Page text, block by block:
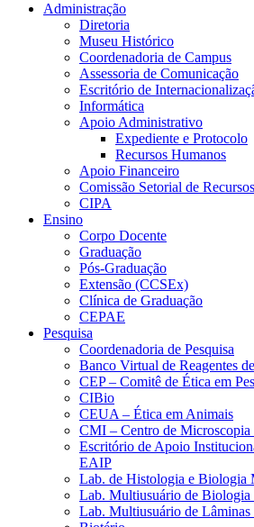
Administração
Diretoria
Museu Histórico
Coordenadoria de Campus
Assessoria de Comunicação
Escritório de
Informática
Apoio Administrativo
Expediente e Protocolo
Recursos Humanos
Apoio Financeiro
Comissão Setorial de
CIPA
Ensino
Corpo Docente
Graduação
Pós-Graduação
Extensão (CCSEx)
Clínica de Graduação
CEPAE
Pesquisa
Coordenadoria de Pesquisa
Banco Virtual de Reagentes
CEP – Comitê de Ética em
CIBio
CEUA – Ética em Animais
CMI – Centro de Microscopia
Escritório de Apoio
EAIP
Lab. de Histologia e Biologia
Lab. Multiusuário de Biologia
Lab. Multiusuário de